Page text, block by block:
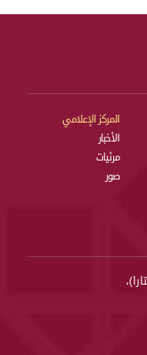
المركز الإعلامي
الأخبار
مرئيات
صور